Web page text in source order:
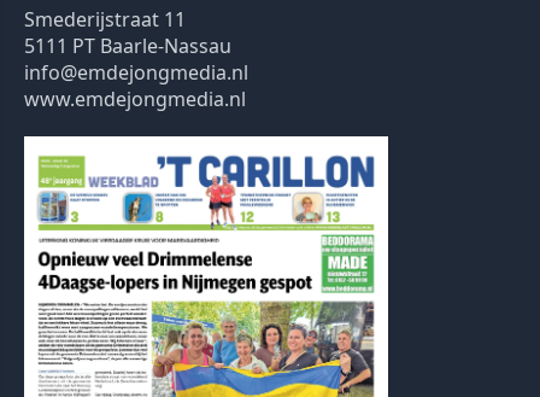
Smederijstraat 11
5111 PT Baarle-Nassau
info@emdejongmedia.nl
www.emdejongmedia.nl